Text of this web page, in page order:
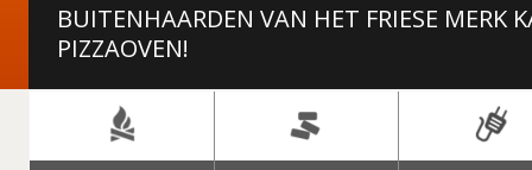
BUITENHAARDEN VAN HET FRIESE MERK
PIZZAOVEN!
NAVIGATIE